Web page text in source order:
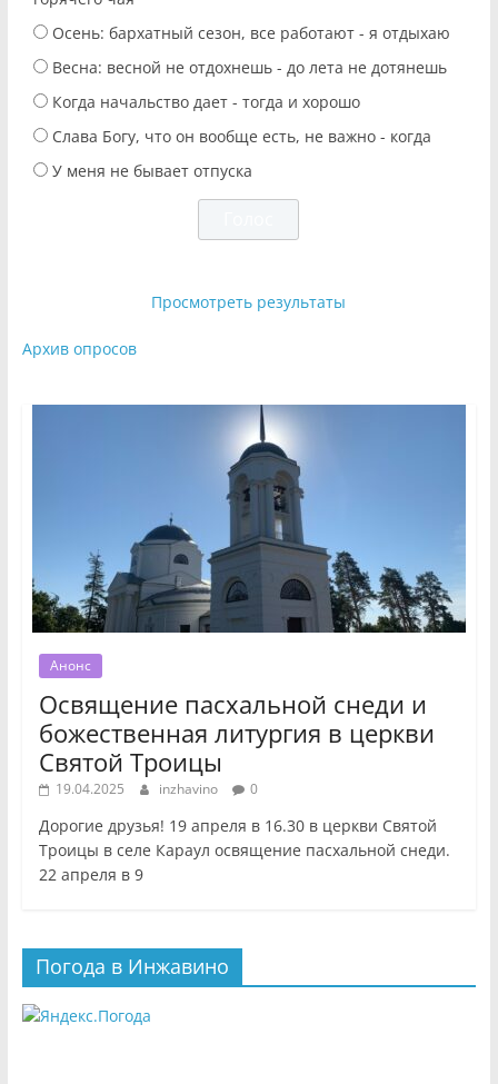
Осень: бархатный сезон, все работают - я отдыхаю
Весна: весной не отдохнешь - до лета не дотянешь
Когда начальство дает - тогда и хорошо
Слава Богу, что он вообще есть, не важно - когда
У меня не бывает отпуска
Просмотреть результаты
Архив опросов
Анонс
Освящение пасхальной снеди и
божественная литургия в церкви
Святой Троицы
19.04.2025 inzhavino 0
Дорогие друзья! 19 апреля в 16.30 в церкви Святой
Троицы в селе Караул освящение пасхальной снеди.
22 апреля в 9
Погода в Инжавино